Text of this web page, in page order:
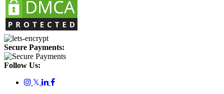
Secure Payments:
Follow Us:
𝕏